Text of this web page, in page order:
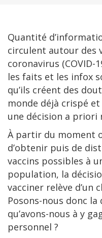
Quantité
circulent autour des
coronavirus (COVID-
les faits et les infox
qu’ils créent des
monde déjà crispé
une décision a
À partir du moment
d’obtenir puis de
vaccins possibles à
population, la
vacciner relève d’un
Posons-nous donc
qu’avons-nous à y
personnel ?